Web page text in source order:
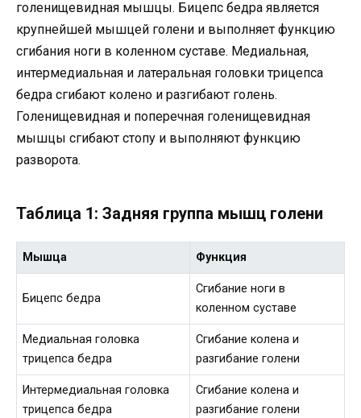
голенищевидная мышцы. Бицепс бедра является
крупнейшей мышцей голени и выполняет функцию
сгибания ноги в коленном суставе. Медиальная,
интермедиальная и латеральная головки трицепса
бедра сгибают колено и разгибают голень.
Голенищевидная и поперечная голенищевидная
мышцы сгибают стопу и выполняют функцию
разворота.
Таблица 1: Задняя группа мышц голени
Мышца Функция
Бицепс бедра
Сгибание ноги в
коленном суставе
Медиальная головка
трицепса бедра
Сгибание колена и
разгибание голени
Интермедиальная головка
трицепса бедра
Сгибание колена и
разгибание голени